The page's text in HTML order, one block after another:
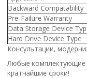
Backward Compatability
Pre-Failure Warranty
Data Storage Device
Hard Drive Device Type
Консультации,
Любые комплектующие
кратчайшие сроки!